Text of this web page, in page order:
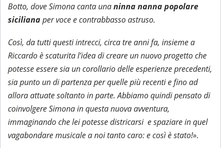
Botto, dove Simona canta unaninna nanna popolare
sicilianaper voce e contrabbasso astruso.
Così, da tutti questi intrecci, circa tre anni fa, insieme a
Riccardo è scaturita l’idea di creare un nuovo progetto che
potesse essere sia un corollario delle esperienze precedenti,
sia punto un di partenza per quelle più recenti e fino ad
allora attuate soltanto in parte. Abbiamo quindi pensato di
coinvolgere Simona in questa nuova avventura,
immaginando che lei potesse districarsi e spaziare in quel
vagabondare musicale a noi tanto caro: e così è stato!».